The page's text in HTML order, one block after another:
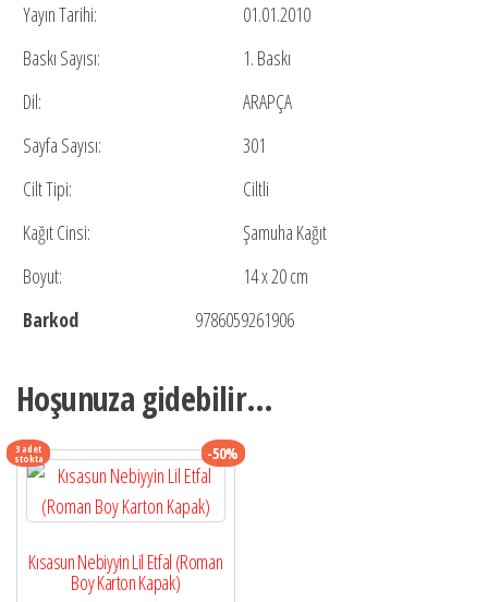
Yayın Tarihi:
01.01.2010
Baskı Sayısı:
1. Baskı
Dil:
ARAPÇA
Sayfa Sayısı:
301
Cilt Tipi:
Ciltli
Kağıt Cinsi:
Şamuha Kağıt
Boyut:
14 x 20 cm
Barkod
9786059261906
Hoşunuza gidebilir…
3 adet
stokta -50%
Kısasun Nebiyyin Lil Etfal (Roman
Boy Karton Kapak)